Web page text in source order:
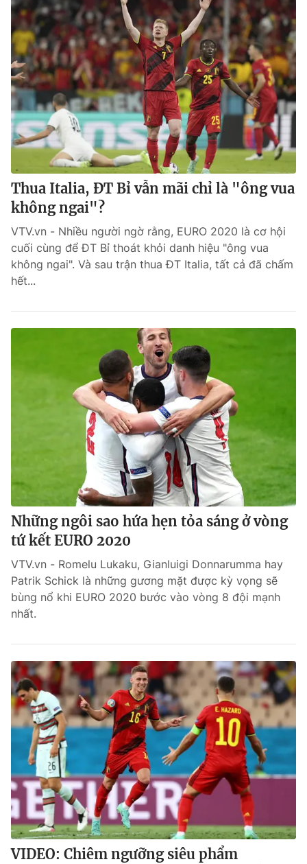
Các môn khác
VIDEO
Bên lề
Thua Italia, ĐT Bỉ vẫn mãi chỉ là "ông vua
không ngai"?
VTV.vn - Nhiều người ngờ rằng, EURO 2020 là cơ hội
cuối cùng để ĐT Bỉ thoát khỏi danh hiệu "ông vua
không ngai". Và sau trận thua ĐT Italia, tất cả đã chấm
hết...
Những ngôi sao hứa hẹn tỏa sáng ở vòng
tứ kết EURO 2020
VTV.vn - Romelu Lukaku, Gianluigi Donnarumma hay
Patrik Schick là những gương mặt được kỳ vọng sẽ
bùng nổ khi EURO 2020 bước vào vòng 8 đội mạnh
nhất.
VIDEO: Chiêm ngưỡng siêu phẩm